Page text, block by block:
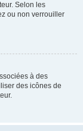
Selon les
ou non verrouiller
à des
des icônes de